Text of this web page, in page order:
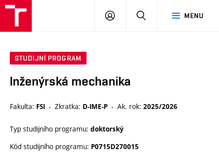
MENU
PŘIHLÁSIT
STUDIJNÍ PROGRAM
Inženýrská mechanika
Fakulta: FSI Zkratka: D-IME-P Ak. rok: 2025/2026
Typ studijního programu: doktorský
Kód studijního programu: P0715D270015